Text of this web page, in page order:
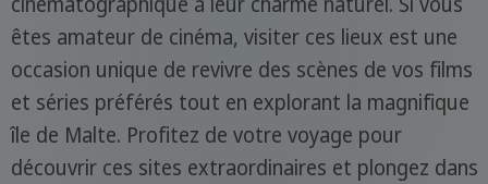
êtes amateur de cinéma, visiter ces lieux est une
occasion unique de revivre des scènes de vos films
et séries préférés tout en explorant la magnifique
île de Malte. Profitez de votre voyage pour
découvrir ces sites extraordinaires et plongez dans